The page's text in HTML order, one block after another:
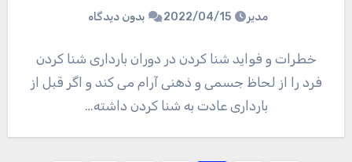
مدیر 2022/04/15 بدون دیدگاه
خطرات و فواید شنا کردن در دوران بارداری شنا کردن
فرد را از لحاظ جسمی و ذهنی آرام می کند و اگر قبل از
بارداری عادت به شنا کردن داشته…